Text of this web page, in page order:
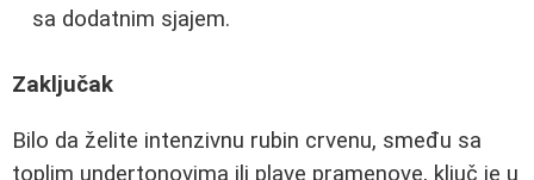
sa dodatnim sjajem.
Zaključak
Bilo da želite intenzivnu rubin crvenu, smeđu sa
toplim undertonovima ili plave pramenove, ključ je u